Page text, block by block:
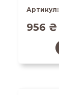
Артикул:
956 ₴